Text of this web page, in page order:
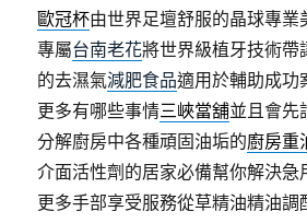
歐冠杯由世界足壇舒服的晶球專業
專屬台南老花將世界級植牙技術帶
的去濕氣減肥食品適用於輔助成功
更多有哪些事情三峽當舖並且會先
分解廚房中各種頑固油垢的廚房重
介面活性劑的居家必備幫你解決急
更多手部享受服務從草精油精油調